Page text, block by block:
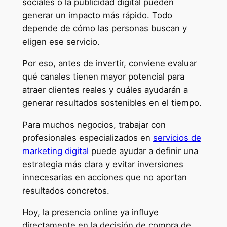
sociales o la publicidad digital pueden
generar un impacto más rápido. Todo
depende de cómo las personas buscan y
eligen ese servicio.
Por eso, antes de invertir, conviene evaluar
qué canales tienen mayor potencial para
atraer clientes reales y cuáles ayudarán a
generar resultados sostenibles en el tiempo.
Para muchos negocios, trabajar con
profesionales especializados en servicios de
marketing digital puede ayudar a definir una
estrategia más clara y evitar inversiones
innecesarias en acciones que no aportan
resultados concretos.
Hoy, la presencia online ya influye